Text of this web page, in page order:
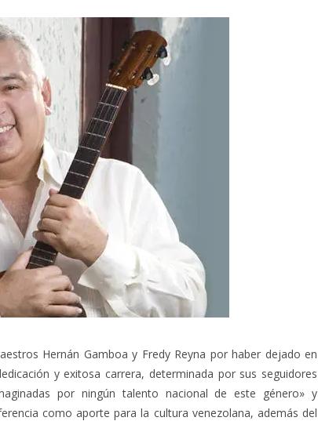
Hernán Gamboa y Fredy Reyna por haber dejado en
y exitosa carrera, determinada por sus seguidores
por ningún talento nacional de este género» y
como aporte para la cultura venezolana, además del